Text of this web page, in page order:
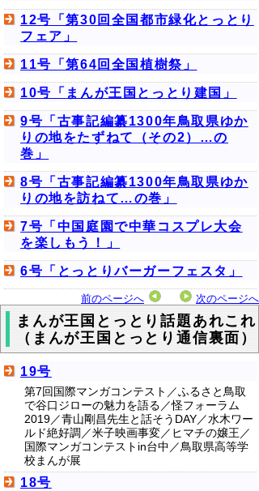
12号「第30回全国都市緑化とっとり
フェア」
11号「第64回全国植樹祭」
10号「まんが王国とっとり建国」
9号「古事記編纂1300年鳥取県ゆか
りの地をたずねて（その2）…の
巻」
8号「古事記編纂1300年鳥取県ゆか
りの地を訪ねて…の巻」
7号「中国庭園で中華コスプレ大会
を楽しもう！」
6号「とっとりバーガーフェスタ」
前のページへ 次のページへ
まんが王国とっとり話題あれこれ
（まんが王国とっとり通信裏面）
19号
第7回国際マンガコンテスト／ふるさと鳥取
で谷口ジローの魅力を語る／怪フォーラム
2019／青山剛昌先生と話そうDAY／水木ワー
ルド絶好調／米子映画事変／ヒマチの嬢王／
国際マンガコンテストin台中／鳥取県高等学
校まんが展
18号